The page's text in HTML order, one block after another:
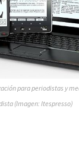
para periodistas y
(Imagen: Itespresso)